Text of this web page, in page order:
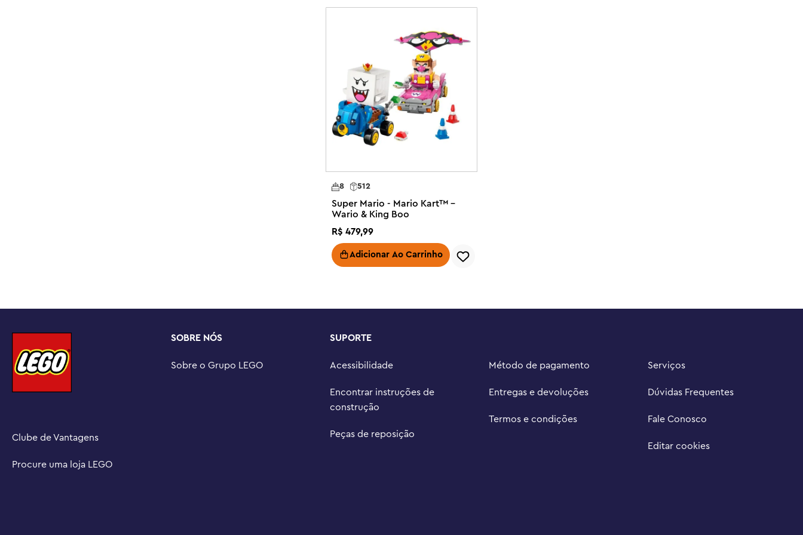
outros personagens e veículos para correr e lutar. Este conjunto contém 512 peças.
2 figuras LEGO® Super Mario™ – Este conjunto inclui figuras de brinquedo do Wario e do
Veículos de brinquedo de drift Mario Kart™ – O Badwagon e o Teddy Buggy têm cada um
uma função de lançamento de projéteis e ação de drift, e o Badwagon tem um planador
Jogo interativo – Dirija o Badwagon ou o Teddy Buggy com LEGO® Mario™, LEGO® Luigi™
Presente de personagem Nintendo® para meninos, meninas e fãs com mais de 8 anos – Dê
71441 ou 72043 (vendidos separadamente) é necessário para jogo interativo
Kart™ (conjuntos vendidos separadamente) e encontre outros veículos e personagens de
Inspire a brincadeira imaginativa – os conjuntos de brinquedos LEGO® Super Mario™ são
Dimensões – O Badwagon neste conjunto de 512 peças mede mais de 4 cm de altura, 15
512
8
Super Mario - Mario Kart™ –
Wario & King Boo
R$ 479,99
Adicionar Ao Carrinho
Clube de Vantagens
Procure uma loja LEGO
SOBRE NÓS
Sobre o Grupo LEGO
SUPORTE
Acessibilidade
Encontrar instruções de
construção
Peças de reposição
Método de pagamento
Entregas e devoluções
Termos e condições
Serviços
Dúvidas Frequentes
Fale Conosco
Editar cookies